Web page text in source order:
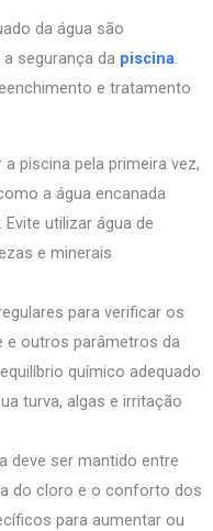
da água são
segurança da piscina.
e tratamento
piscina pela primeira vez,
a água encanada
utilizar água de
e minerais
para verificar os
e outros parâmetros da
químico adequado
turva, algas e irritação
deve ser mantido entre
do cloro e o conforto dos
para aumentar ou